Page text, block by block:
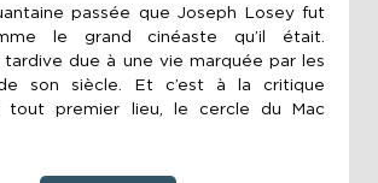
passée que Joseph Losey fut
le grand cinéaste qu’il était.
tardive due à une vie marquée par les
son siècle. Et c’est à la critique
tout premier lieu, le cercle du Mac